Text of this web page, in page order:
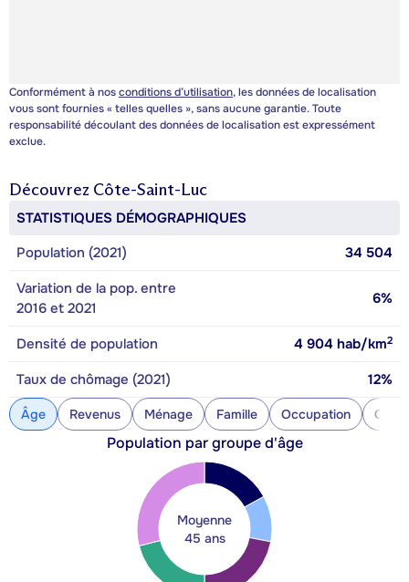
Conformément à nosconditions d’utilisation, les données de localisation
vous sont fournies « telles quelles », sans aucune garantie. Toute
responsabilité découlant des données de localisation est expressément
exclue.
Découvrez Côte-Saint-Luc
STATISTIQUES DÉMOGRAPHIQUES
Population (2021)
34 504
Variation de la pop. entre
2016 et 2021
6%
Densité de population 4 904 hab/km2
Taux de chômage (2021) 12%
Âge Revenus Ménage Famille Occupation
Population par groupe d'âge
Moyenne
45 ans